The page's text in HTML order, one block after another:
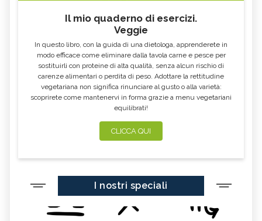
Il mio quaderno di esercizi.
Veggie
In questo libro, con la guida di una dietologa, apprenderete in
modo efficace come eliminare dalla tavola carne e pesce per
sostituirli con proteine di alta qualità, senza alcun rischio di
carenze alimentari o perdita di peso. Adottare la rettitudine
vegetariana non significa rinunciare al gusto o alla varietà:
scoprirete come mantenervi in forma grazie a menu vegetariani
equilibrati!
CLICCA QUI
I nostri speciali